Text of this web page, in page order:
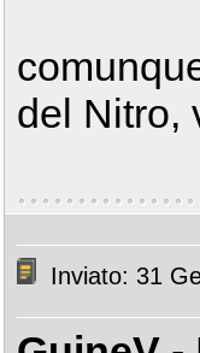
del Nitro,
Inviato: 31